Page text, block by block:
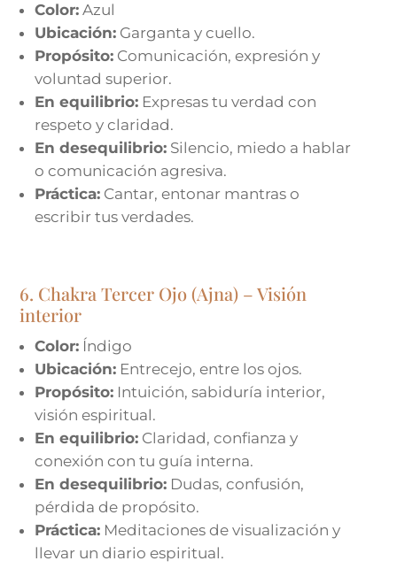
Color: Azul
Ubicación: Garganta y cuello.
Propósito: Comunicación, expresión y
voluntad superior.
En equilibrio: Expresas tu verdad con
respeto y claridad.
En desequilibrio: Silencio, miedo a hablar
o comunicación agresiva.
Práctica: Cantar, entonar mantras o
escribir tus verdades.
6. Chakra Tercer Ojo (Ajna) – Visión
interior
Color: Índigo
Ubicación: Entrecejo, entre los ojos.
Propósito: Intuición, sabiduría interior,
visión espiritual.
En equilibrio: Claridad, confianza y
conexión con tu guía interna.
En desequilibrio: Dudas, confusión,
pérdida de propósito.
Práctica: Meditaciones de visualización y
llevar un diario espiritual.